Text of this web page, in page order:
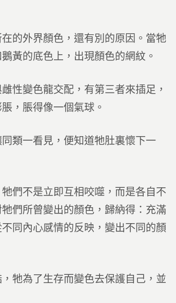
的外界顏色，還有別的原因。當牠
黃的底色上，出現顏色的網紋。
性變色龍交配，有第三者來插足，
，脹得像一個氣球。
類一看見，便知道牠肚裏懷下一
們不是立即互相咬噬，而是各自不
們所曾變出的顏色，歸納得：充滿
同內心感情的反映，變出不同的顏
牠為了生存而變色去保護自己，並